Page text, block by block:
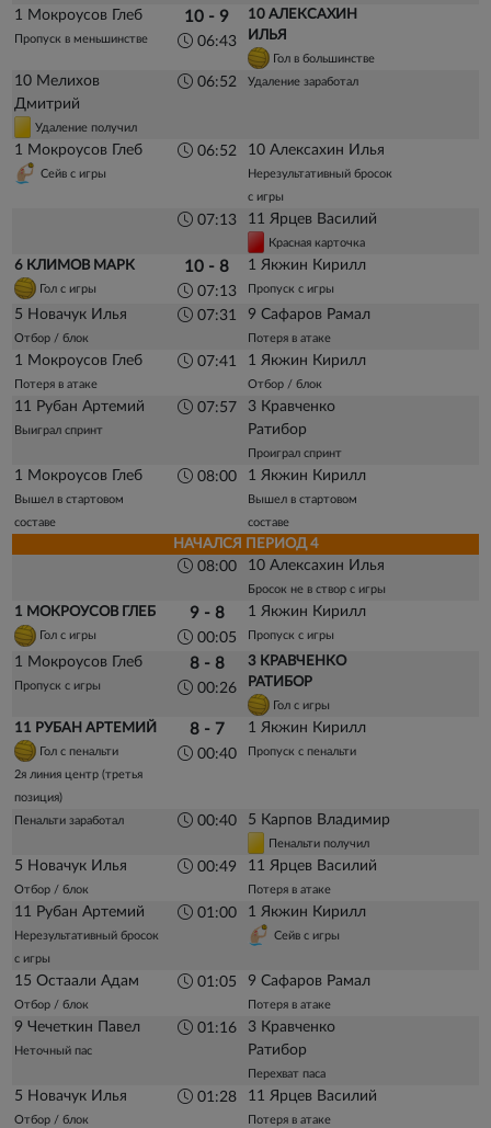
1 Мокроусов Глеб
Пропуск в меньшинстве
10 - 9
06:43
10 АЛЕКСАХИН
ИЛЬЯ
Гол в большинстве
10 Мелихов
Дмитрий
Удаление получил
06:52 Удаление заработал
1 Мокроусов Глеб
Сейв с игры
06:52 10 Алексахин Илья
Нерезультативный бросок
с игры
07:13 11 Ярцев Василий
Красная карточка
6 КЛИМОВ МАРК
Гол с игры
10 - 8
07:13
1 Якжин Кирилл
Пропуск с игры
5 Новачук Илья
Отбор / блок
07:31 9 Сафаров Рамал
Потеря в атаке
1 Мокроусов Глеб
Потеря в атаке
07:41 1 Якжин Кирилл
Отбор / блок
11 Рубан Артемий
Выиграл спринт
07:57
3 Кравченко
Ратибор
Проиграл спринт
1 Мокроусов Глеб
Вышел в стартовом
составе
08:00 1 Якжин Кирилл
Вышел в стартовом
составе
НАЧАЛСЯ ПЕРИОД 4
08:00 10 Алексахин Илья
Бросок не в створ с игры
1 МОКРОУСОВ ГЛЕБ
Гол с игры
9 - 8
00:05
1 Якжин Кирилл
Пропуск с игры
1 Мокроусов Глеб
Пропуск с игры
8 - 8
00:26
3 КРАВЧЕНКО
РАТИБОР
Гол с игры
11 РУБАН АРТЕМИЙ
Гол с пенальти
2я линия центр (третья
позиция)
8 - 7
00:40
1 Якжин Кирилл
Пропуск с пенальти
Пенальти заработал 00:40 5 Карпов Владимир
Пенальти получил
5 Новачук Илья
Отбор / блок
00:49 11 Ярцев Василий
Потеря в атаке
11 Рубан Артемий
Нерезультативный бросок
с игры
01:00 1 Якжин Кирилл
Сейв с игры
15 Остаали Адам
Отбор / блок
01:05 9 Сафаров Рамал
Потеря в атаке
9 Чечеткин Павел
Неточный пас
01:16
3 Кравченко
Ратибор
Перехват паса
5 Новачук Илья
Отбор / блок
01:28 11 Ярцев Василий
Потеря в атаке